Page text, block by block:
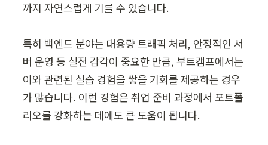
까지 자연스럽게 기를 수 있습니다.
특히 백엔드 분야는 대용량 트래픽 처리, 안정적인 서
버 운영 등 실전 감각이 중요한 만큼, 부트캠프에서는
이와 관련된 실습 경험을 쌓을 기회를 제공하는 경우
가 많습니다. 이런 경험은 취업 준비 과정에서 포트폴
리오를 강화하는 데에도 큰 도움이 됩니다.